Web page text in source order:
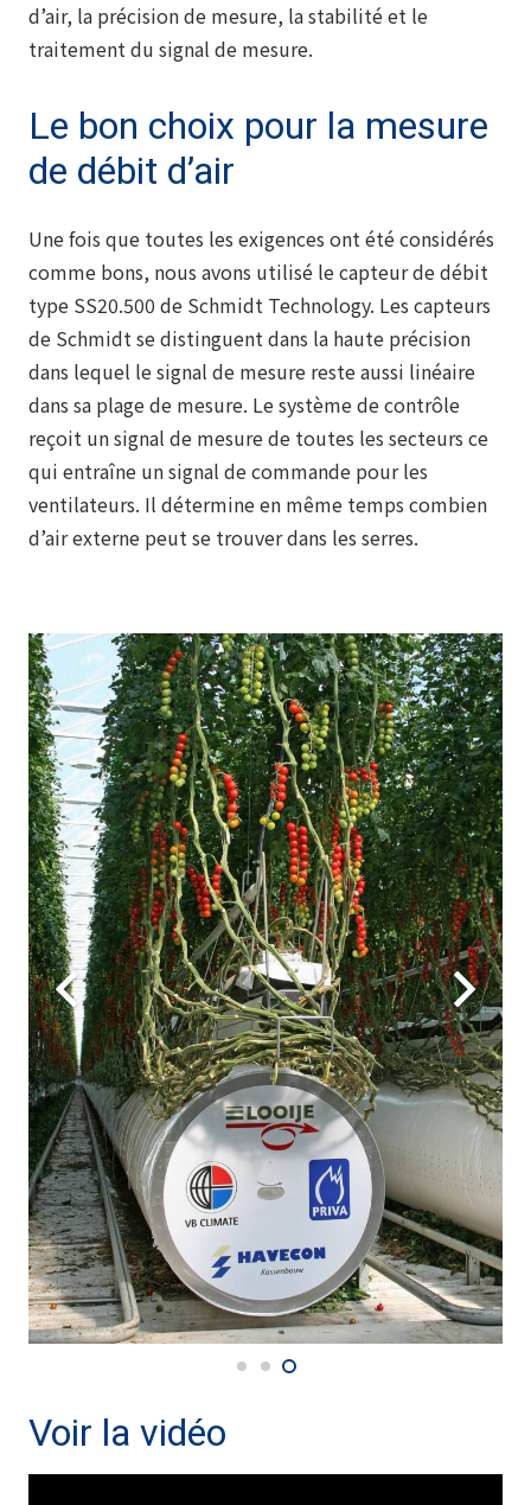
d’air, la précision de mesure, la stabilité et le
traitement du signal de mesure.
Le bon choix pour la mesure
de débit d’air
Une fois que toutes les exigences ont été considérés
comme bons, nous avons utilisé le capteur de débit
type SS20.500 de Schmidt Technology. Les capteurs
de Schmidt se distinguent dans la haute précision
dans lequel le signal de mesure reste aussi linéaire
dans sa plage de mesure. Le système de contrôle
reçoit un signal de mesure de toutes les secteurs ce
qui entraîne un signal de commande pour les
ventilateurs. Il détermine en même temps combien
d’air externe peut se trouver dans les serres.
Voir la vidéo